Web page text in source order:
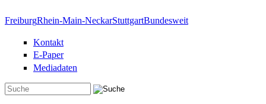
FreiburgRhein-Main-NeckarStuttgartBundesweit
Kontakt
E-Paper
Mediadaten